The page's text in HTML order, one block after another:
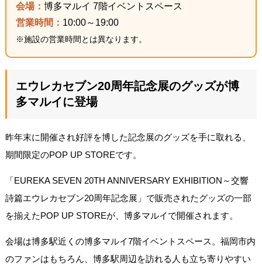
会場： 博多マルイ 7階イベントスペース
営業時間： 10:00～19:00
※施設の営業時間とは異なります。
エウレカセブン20周年記念展のグッズが博
多マルイに登場
昨年末に開催され好評を博した記念展のグッズを手に取れる、
期間限定のPOP UP STOREです。
「EUREKA SEVEN 20TH ANNIVERSARY EXHIBITION～交響
詩篇エウレカセブン20周年記念展」で販売されたグッズの一部
を揃えたPOP UP STOREが、博多マルイで開催されます。
会場は博多駅近くの博多マルイ7階イベントスペース。福岡市内
のファンはもちろん、博多駅周辺を訪れる人も立ち寄りやすい